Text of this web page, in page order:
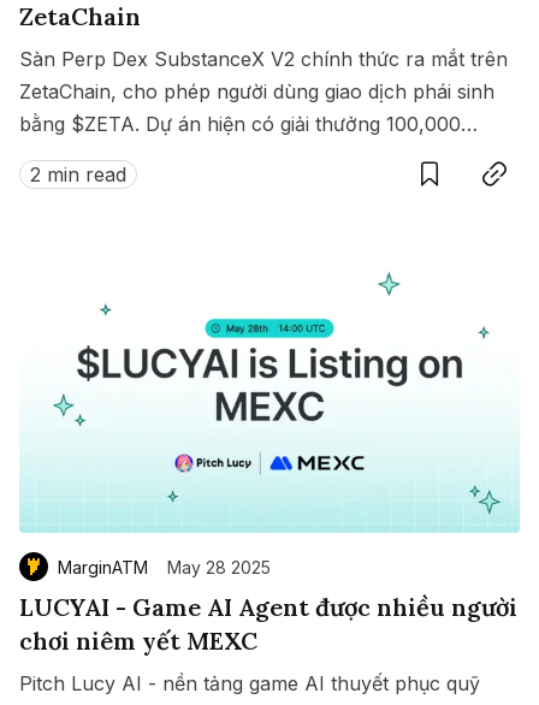
ZetaChain
Sàn Perp Dex SubstanceX V2 chính thức ra mắt trên
ZetaChain, cho phép người dùng giao dịch phái sinh
bằng $ZETA. Dự án hiện có giải thưởng 100,000
$ZETA diễn ra từ 8 đến 15/07/2025.
2 min read
SaveCopy link
MarginATM May 28 2025
LUCYAI - Game AI Agent được nhiều người
chơi niêm yết MEXC
Pitch Lucy AI - nền tảng game AI thuyết phục quỹ